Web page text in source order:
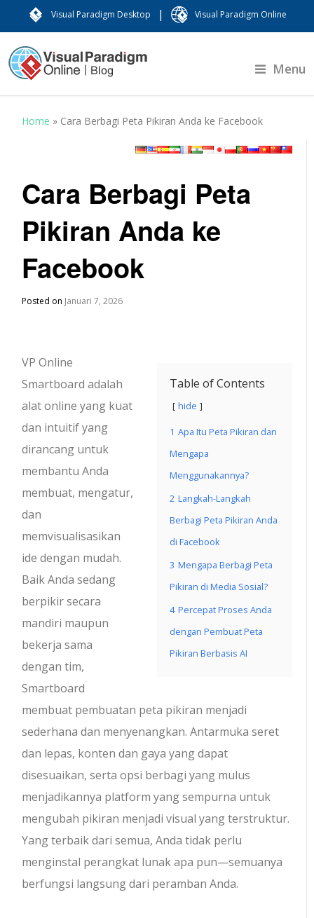
Visual Paradigm Desktop | Visual Paradigm Online
Menu
Home » Cara Berbagi Peta Pikiran Anda ke Facebook
Cara Berbagi Peta
Pikiran Anda ke
Facebook
Posted on Januari 7, 2026
Table of Contents
hide
1 Apa Itu Peta Pikiran dan
Mengapa
Menggunakannya?
2 Langkah-Langkah
Berbagi Peta Pikiran Anda
di Facebook
3 Mengapa Berbagi Peta
Pikiran di Media Sosial?
4 Percepat Proses Anda
dengan Pembuat Peta
Pikiran Berbasis AI
VP Online
Smartboard adalah
alat online yang kuat
dan intuitif yang
dirancang untuk
membantu Anda
membuat, mengatur,
dan
memvisualisasikan
ide dengan mudah.
Baik Anda sedang
berpikir secara
mandiri maupun
bekerja sama
dengan tim,
Smartboard
membuat pembuatan peta pikiran menjadi
sederhana dan menyenangkan. Antarmuka seret
dan lepas, konten dan gaya yang dapat
disesuaikan, serta opsi berbagi yang mulus
menjadikannya platform yang sempurna untuk
mengubah pikiran menjadi visual yang terstruktur.
Yang terbaik dari semua, Anda tidak perlu
menginstal perangkat lunak apa pun—semuanya
berfungsi langsung dari peramban Anda.